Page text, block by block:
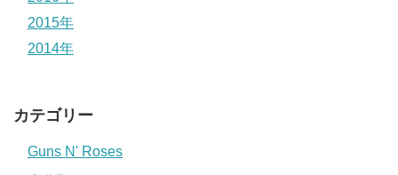
2015年
2014年
カテゴリー
Guns N' Roses